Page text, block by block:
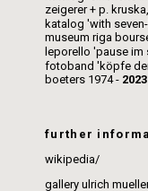
zeigerer + p.
katalog 'with
museum riga
leporello 'pause im
fotoband 'köpfe
boeters 1974- 2023
further
wikipedia/
gallery ulrich